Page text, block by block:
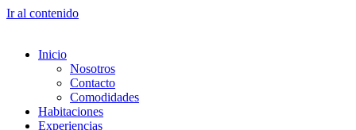
Ir al contenido
Inicio
Nosotros
Contacto
Comodidades
Habitaciones
Experiencias